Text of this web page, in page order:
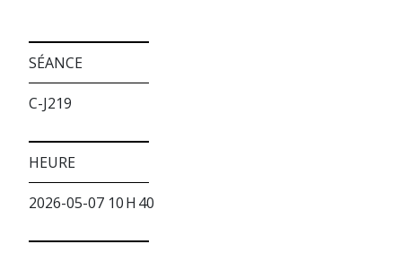
SÉANCE
C-J219
HEURE
2026-05-07 10 H 40